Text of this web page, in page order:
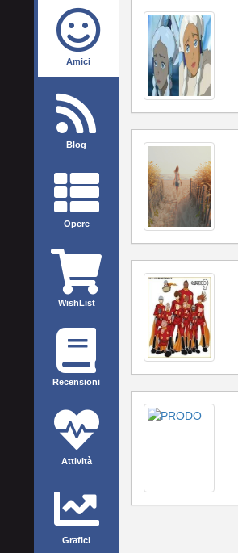
Amici
Blog
Opere
WishList
Recensioni
Attività
Grafici